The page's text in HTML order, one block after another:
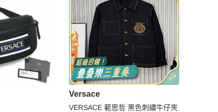
Versace
VERSACE 範思哲 黑色刺繡牛仔夾